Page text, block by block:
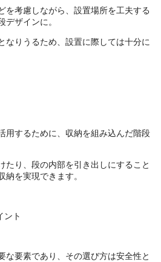
を考慮しながら、設置場所を工夫する
デザインに。
なりうるため、設置に際しては十分に
するために、収納を組み込んだ階段
たり、段の内部を引き出しにすること
納を実現できます。
ント
要素であり、その選び方は安全性と